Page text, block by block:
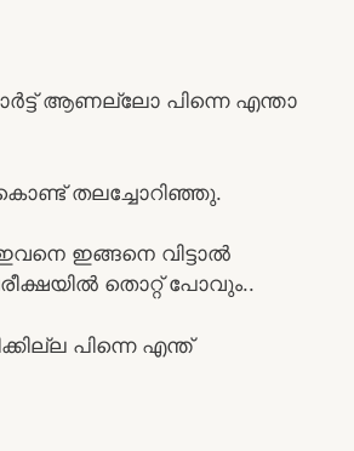
ആണല്ലോ പിന്നെ എന്താ
തലച്ചോറിഞ്ഞു.
ഇങ്ങനെ വിട്ടാൽ
തൊറ്റ് പോവും..
പിന്നെ എന്ത്